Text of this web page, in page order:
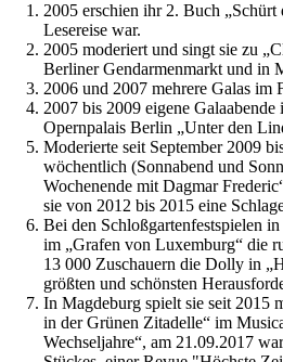
2005 erschien ihr 2. Buch „Schürt
Lesereise war.
2005 moderiert und singt sie zu
Berliner Gendarmenmarkt und in
2006 und 2007 mehrere Galas im
2007 bis 2009 eigene Galaabende
Opernpalais Berlin „Unter den
Moderierte seit September 2009
wöchentlich (Sonnabend und
Wochenende mit Dagmar
sie von 2012 bis 2015 eine
Bei den Schloßgartenfestspielen
im „Grafen von Luxemburg“ die
13 000 Zuschauern die Dolly in
größten und schönsten
In Magdeburg spielt sie seit 2015
in der Grünen Zitadelle“ im
Wechseljahre“, am 21.09.2017